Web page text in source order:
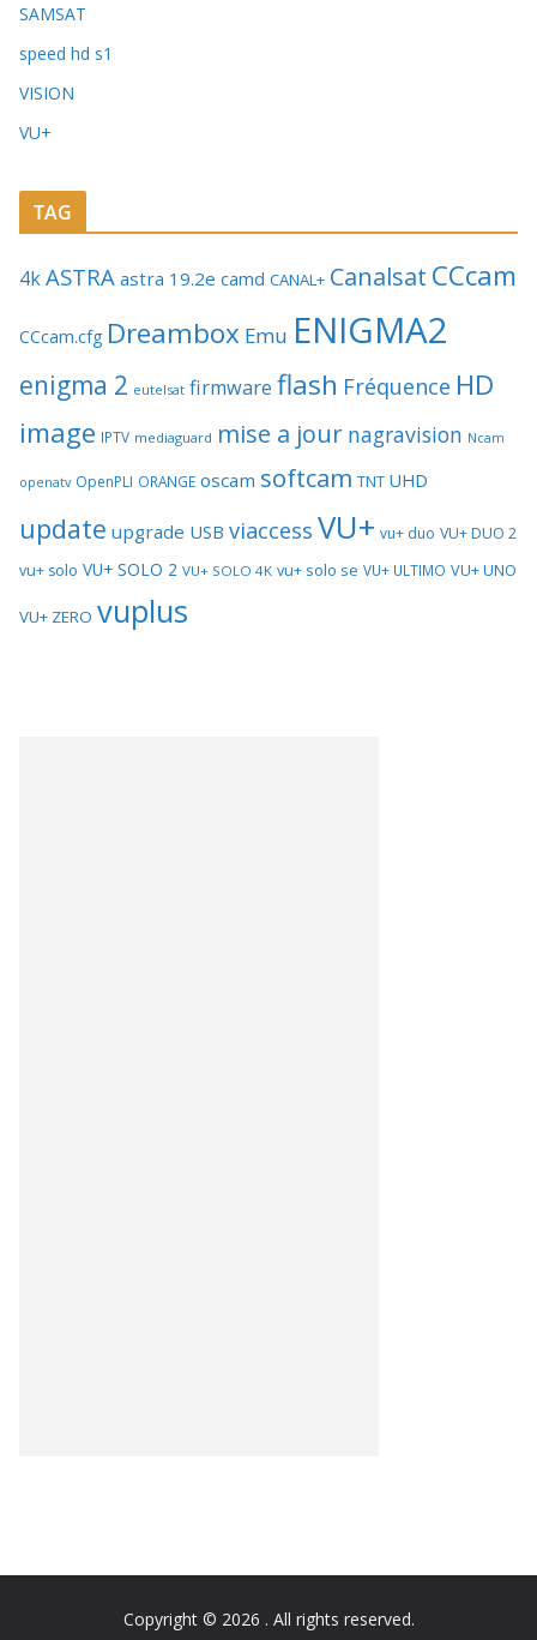
SAMSAT
speed hd s1
VISION
VU+
TAG
4kASTRA astra 19.2e camd CANAL+ Canalsat CCcam
CCcam.cfg Dreambox Emu ENIGMA2
enigma 2 eutelsat firmware flash Fréquence HD
image IPTV mediaguard mise a jour nagravision Ncam
openatv OpenPLI ORANGE oscam softcam TNT UHD
update upgrade USB viaccess VU+ vu+ duo VU+ DUO 2
vu+ solo VU+ SOLO 2 VU+ SOLO 4K vu+ solo se VU+ ULTIMO VU+ UNO
VU+ ZERO vuplus
Copyright © 2026 . All rights reserved.